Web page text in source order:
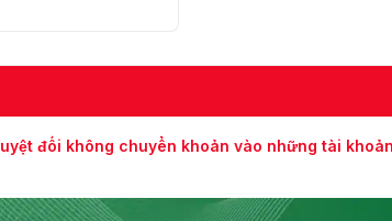
đối không chuyển khoản vào những tài